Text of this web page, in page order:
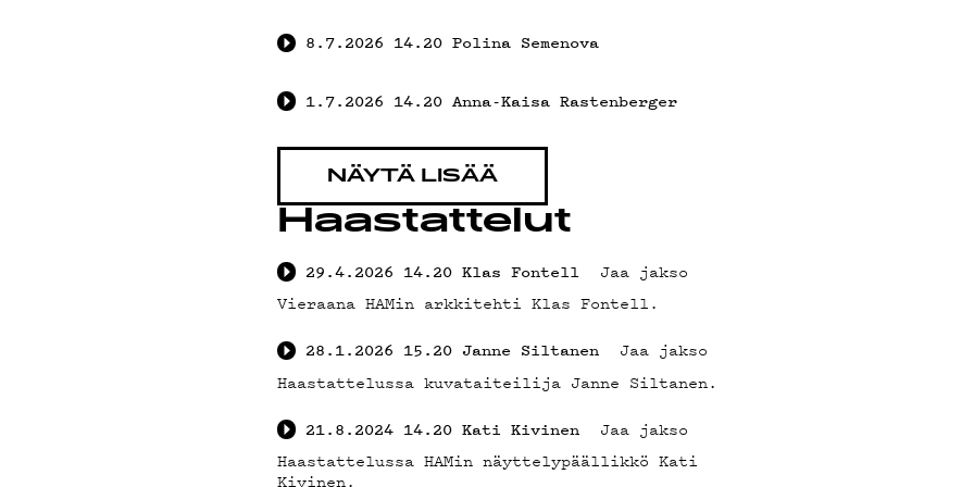
8.7.2026 14.20 Polina Semenova
1.7.2026 14.20 Anna-Kaisa Rastenberger
NÄYTÄ LISÄÄ
Haastattelut
29.4.2026 14.20 Klas Fontell
Jaa jakso
Vieraana HAMin arkkitehti Klas Fontell.
28.1.2026 15.20 Janne Siltanen
Jaa jakso
Haastattelussa kuvataiteilija Janne Siltanen.
21.8.2024 14.20 Kati Kivinen
Jaa jakso
Haastattelussa HAMin näyttelypäällikkö Kati
Kivinen.